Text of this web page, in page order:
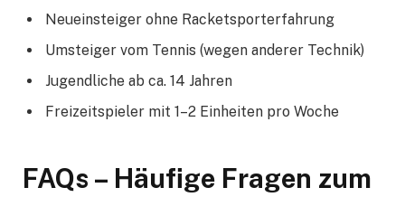
Neueinsteiger ohne Racketsporterfahrung
Umsteiger vom Tennis (wegen anderer Technik)
Jugendliche ab ca. 14 Jahren
Freizeitspieler mit 1–2 Einheiten pro Woche
FAQs – Häufige Fragen zum